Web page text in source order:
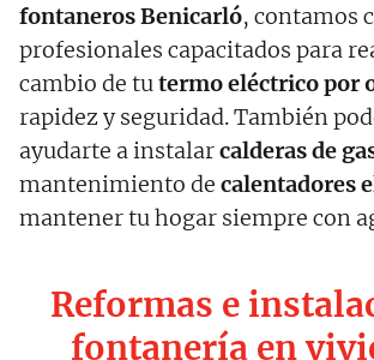
fontaneros Benicarló, contamos
profesionales capacitados para
cambio de tutermo eléctrico por
rapidez y seguridad. También
ayudarte a instalarcalderas de
mantenimiento de calentadores
mantener tu hogar siempre con
Reformas e
fontanería en